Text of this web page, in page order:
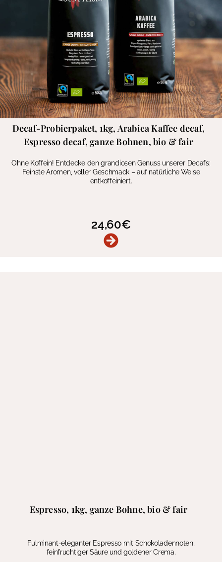
Decaf-Probierpaket, 1kg, Arabica Kaffee decaf,
Espresso decaf, ganze Bohnen, bio & fair
Ohne Koffein! Entdecke den grandiosen Genuss unserer Decafs:
Feinste Aromen, voller Geschmack – auf natürliche Weise
entkoffeiniert.
24,60€
Espresso, 1kg, ganze Bohne, bio & fair
Fulminant-eleganter Espresso mit Schokoladennoten,
feinfruchtiger Säure und goldener Crema.